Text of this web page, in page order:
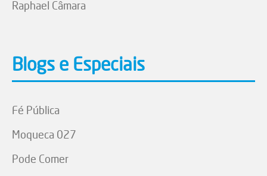
Raphael Câmara
Blogs e Especiais
Fé Pública
Moqueca 027
Pode Comer